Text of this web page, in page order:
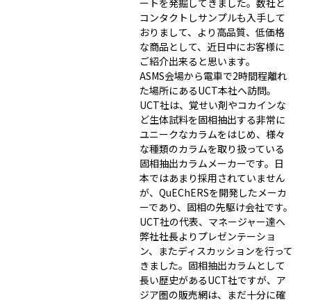
ートを発掘してきました。数社と
コンタクトしサンプルも入手して
おりまして、より高品質、低価格
な商品として、近日中にお客様に
ご紹介出来ると思います。
ASMS会場から電車で2時間程離れ
た場所にあるUCT本社へ訪問。
UCT社は、覚せい剤やコカインな
ど生体試料を固相抽出する非常に
ユニークなカラムをはじめ、様々
な種類のカラムを取り扱っている
固相抽出カラムメーカーです。日
本ではあまり採用されていません
が、QuEChERSを開発したメーカ
ーであり、固相の先駆け会社です。
UCT社の代表、マネージャー達へ
弊社社長よりプレゼンテーショ
ン、またディスカッションを行って
きました。固相抽出カラムとして
長い歴史があるUCT社ですが、ア
ジア圏の販売網は、まだ十分に確